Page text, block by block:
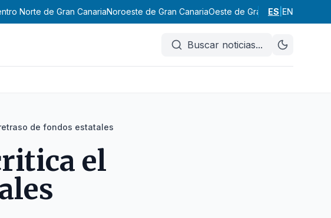
Norte de Gran CanariaNoroeste de Gran CanariaOeste de Gran Canaria
ES EN
Buscar noticias...
de fondos estatales
el